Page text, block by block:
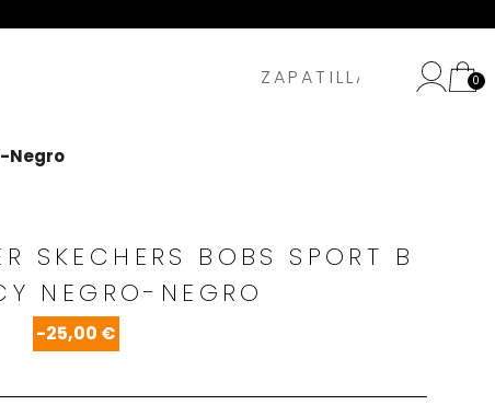
Negro
SKECHERS BOBS SPORT B
NEGRO-NEGRO
-25,00 €